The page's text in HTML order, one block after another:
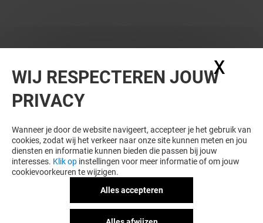
WIJ RESPECTEREN JOUW
PRIVACY
Wanneer je door de website navigeert, accepteer je het gebruik van
cookies, zodat wij het verkeer naar onze site kunnen meten en jou
diensten en informatie kunnen bieden die passen bij jouw
interesses. Klik op instellingen voor meer informatie of om jouw
cookievoorkeuren te wijzigen.
Alles accepteren
X